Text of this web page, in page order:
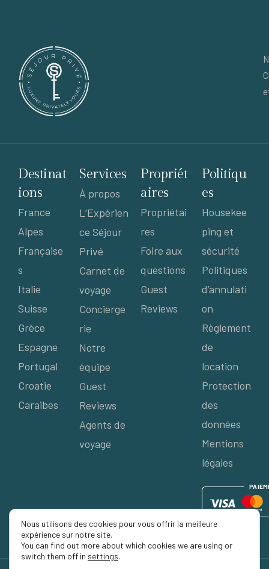
Destinat
ions
France
Alpes
Française
s
Italie
Suisse
Grèce
Espagne
Portugal
Croatie
Caraibes
Services
À propos
L’Expérien
ce Séjour
Privé
Carnet de
voyage
Concierge
rie
Notre
équipe
Guest
Reviews
Agents de
voyage
Propriét
aires
Propriétai
res
Foire aux
questions
Guest
Reviews
Politiqu
es
Housekee
ping et
sécurité
Politiques
d’annulati
on
Règlement
de
location
Protection
des
données
Mentions
légales
PAIEM
Nous utilisons des cookies pour vous offrir la meilleure
expérience sur notre site.
You can find out more about which cookies we are using or
switch them off in settings.